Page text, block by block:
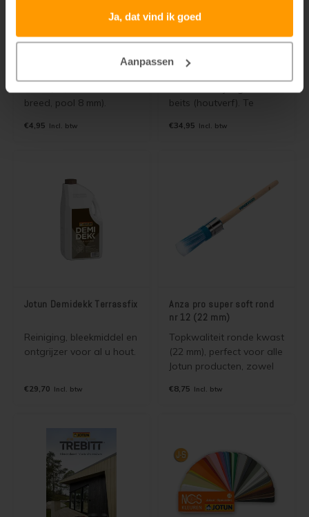
Ja, dat vind ik goed
Aanpassen
Anza pro super antex
breed, pool 8 mm).
producten, zowel
€4,95 Incl. btw
Jotun Demidekk Cleantech
beits (houtverf). Te
testen van kleuren.
€34,95 Incl. btw
Jotun Demidekk Terrassfix
Reiniging, bleekmiddel en
ontgrijzer voor al u hout.
€29,70 Incl. btw
Anza pro super soft rond
nr 12 (22 mm)
Topkwaliteit ronde kwast
(22 mm), perfect voor alle
Jotun producten, zowel
terpentine houdende
€8,75 Incl. btw